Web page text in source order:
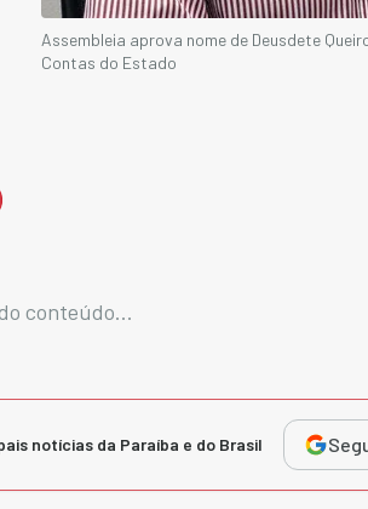
Assembleia aprova nome de Deusdete
Contas do Estado
conteúdo...
notícias da Paraíba e do Brasil